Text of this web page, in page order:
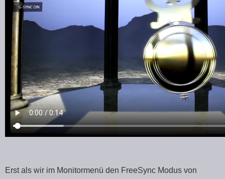
Erst als wir im Monitormenü den FreeSync Modus von